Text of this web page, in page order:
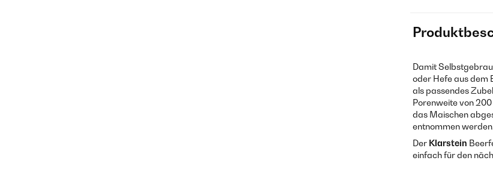
Damit
oder Hefe aus dem
als passendes
Porenweite von
das Maischen
entnommen
Der Klarstein
einfach für den